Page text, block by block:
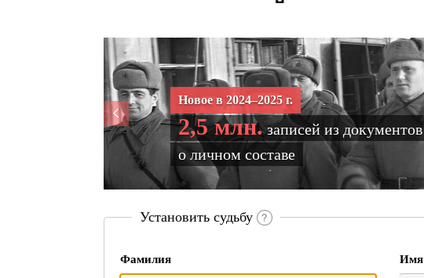
Новое в 2024–2025 г.
2,5 млн.записей из документов
о личном составе
Установить судьбу
Фамилия Имя